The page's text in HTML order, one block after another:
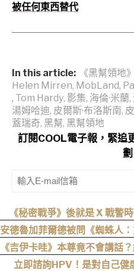
被任何東西替代
In this article: 《黑幫領地》
Helen Mirren, MobLand,
, Tom Hardy, 影集, 海倫·米蘭,
湯姆哈迪, 皮爾斯·布洛斯南,
蓋瑞奇, 黑幫, 黑幫領地
訂閱COOL電子報，緊追
劃
《秘密戰爭》後就是 X 戰警
司、上映時間
安德魯加菲爾德被問《蜘蛛人
《吉伊卡哇》本尊竟不會講話
追完、迷
立即諮詢HPV！是對自己健